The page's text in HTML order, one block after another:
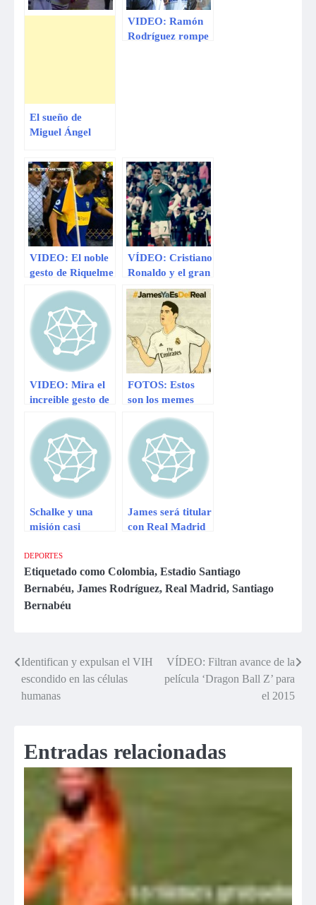
El sueño de
Miguel Ángel
conocer al volante
del Real Madrid y
hoy lo acaba de
cumplir.
Advertencia: El
video podría
conmoverte hasta
las lágrimas.
VIDEO: Ramón
Rodríguez rompe
VIDEO: El noble
gesto de Riquelme
de Boca Juniors
VÍDEO: Cristiano
Ronaldo y el gran
gesto con un niño
que da la vuelta al
mundo
VIDEO: Mira el
increible gesto de
al dejarse
abrazar por
hincha
FOTOS: Estos
son los memes
James Rodríguez
al Real Madrid
Schalke y una
misión casi
en el Bernabéu
James será titular
con Real Madrid
DEPORTES
Etiquetado como Colombia, Estadio Santiago
Bernabéu, James Rodríguez, Real Madrid, Santiago
Bernabéu
Navegación
de
Identifican y expulsan el VIH
escondido en las células
humanas
VÍDEO: Filtran avance de la
película ‘Dragon Ball Z’ para
el 2015
Entradas relacionadas